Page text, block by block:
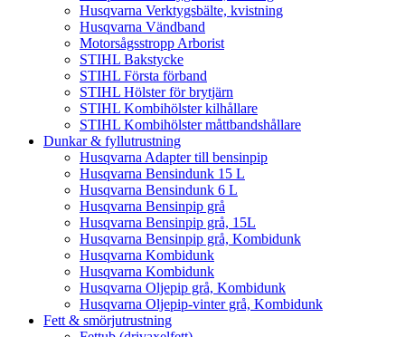
Husqvarna Verktygsbälte, kvistning
Husqvarna Vändband
Motorsågsstropp Arborist
STIHL Bakstycke
STIHL Första förband
STIHL Hölster för brytjärn
STIHL Kombihölster kilhållare
STIHL Kombihölster måttbandshållare
Dunkar & fyllutrustning
Husqvarna Adapter till bensinpip
Husqvarna Bensindunk 15 L
Husqvarna Bensindunk 6 L
Husqvarna Bensinpip grå
Husqvarna Bensinpip grå, 15L
Husqvarna Bensinpip grå, Kombidunk
Husqvarna Kombidunk
Husqvarna Kombidunk
Husqvarna Oljepip grå, Kombidunk
Husqvarna Oljepip-vinter grå, Kombidunk
Fett & smörjutrustning